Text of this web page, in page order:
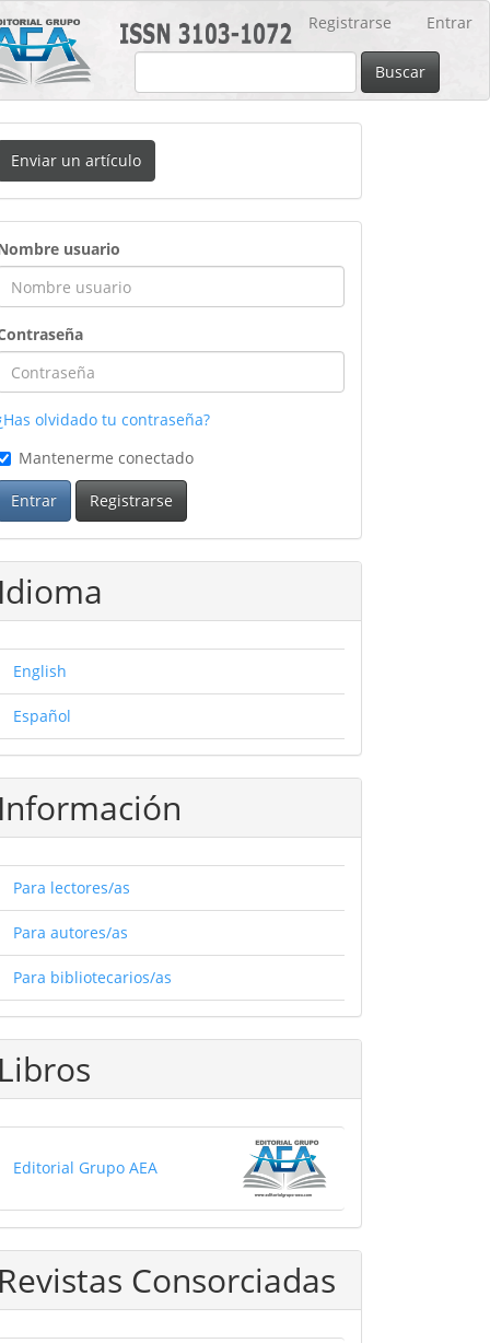
Registrarse Entrar
Buscar
Enviar un artículo
usuario
olvidado tu contraseña?
Mantenerme conectado
Entrar Registrarse
Idioma
English
Español
Información
Para lectores/as
Para autores/as
Para bibliotecarios/as
Libros
Editorial Grupo AEA
Revistas Consorciadas